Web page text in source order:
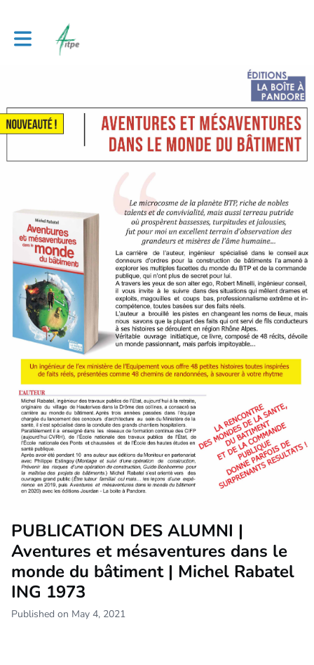
Toggle main navigation
PUBLICATION DES ALUMNI |
Aventures et mésaventures dans le
monde du bâtiment | Michel Rabatel
ING 1973
Published on May 4, 2021